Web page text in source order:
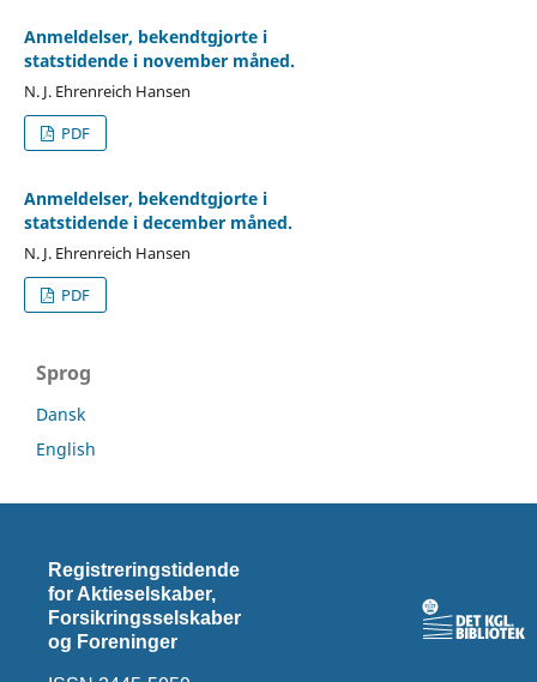
Anmeldelser, bekendtgjorte i
statstidende i november måned.
N. J. Ehrenreich Hansen
PDF
Anmeldelser, bekendtgjorte i
statstidende i december måned.
N. J. Ehrenreich Hansen
PDF
Sprog
Dansk
English
Registreringstidende
for Aktieselskaber,
Forsikringsselskaber
og Foreninger